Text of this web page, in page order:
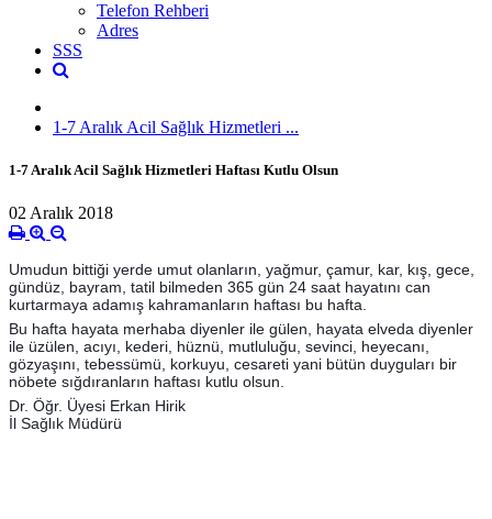
Telefon Rehberi
Adres
SSS
1-7 Aralık Acil Sağlık Hizmetleri ...
1-7 Aralık Acil Sağlık Hizmetleri Haftası Kutlu Olsun
02 Aralık 2018
Umudun bittiği yerde umut olanların, yağmur, çamur, kar, kış, gece,
gündüz, bayram, tatil bilmeden 365 gün 24 saat hayatını can
kurtarmaya adamış kahramanların haftası bu hafta.
Bu hafta hayata merhaba diyenler ile gülen, hayata elveda diyenler
ile üzülen, acıyı, kederi, hüznü, mutluluğu, sevinci, heyecanı,
gözyaşını, tebessümü, korkuyu, cesareti yani bütün duyguları bir
nöbete sığdıranların haftası kutlu olsun.
Dr. Öğr. Üyesi Erkan Hirik
İl Sağlık Müdürü